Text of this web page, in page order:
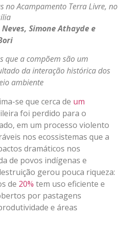
no Acampamento Terra Livre, no
Simone Athayde e
que a compõem são um
da interação histórica dos
ambiente
se que cerca de um
foi perdido para o
em um processo violento
nos ecossistemas que a
dramáticos nos
de povos indígenas e
gerou pouca riqueza:
de 20% tem uso eficiente e
por pastagens
e áreas